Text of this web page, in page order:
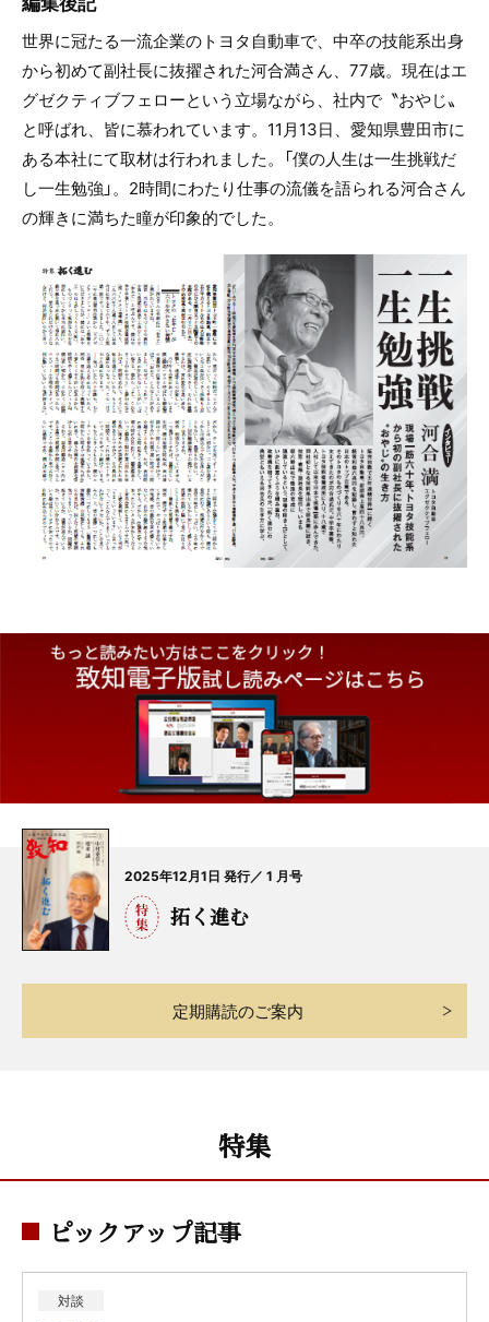
世界に冠たる一流企業のトヨタ自動車で、中卒の技能系出身
から初めて副社長に抜擢された河合満さん、77歳。現在はエ
グゼクティブフェローという立場ながら、社内で〝おやじ〟
と呼ばれ、皆に慕われています。11月13日、愛知県豊田市に
ある本社にて取材は行われました。「僕の人生は一生挑戦だ
し一生勉強」。2時間にわたり仕事の流儀を語られる河合さん
の輝きに満ちた瞳が印象的でした。
2025年12月1日 発行／ 1 月号
拓く進む
定期購読のご案内
特集
ピックアップ記事
対談